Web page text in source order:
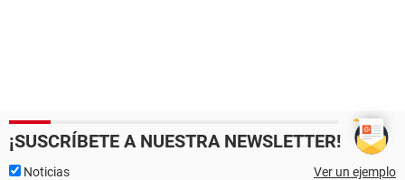
¡SUSCRÍBETE A NUESTRA NEWSLETTER!
Noticias Ver un ejemplo